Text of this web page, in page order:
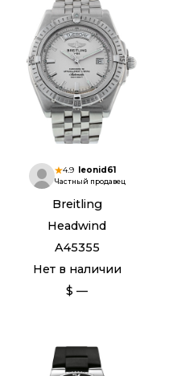
4.9 leonid61
Частный продавец
Breitling
Headwind
A45355
Нет в наличии
$ —